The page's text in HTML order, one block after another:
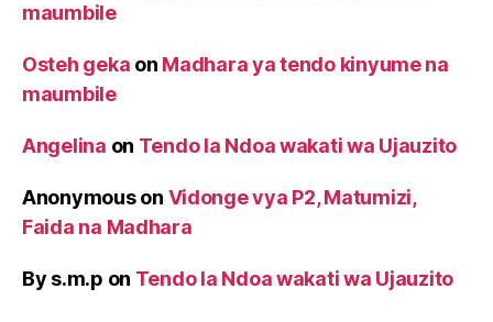
maumbile
Osteh geka on Madhara ya tendo kinyume na
maumbile
Angelina on Tendo la Ndoa wakati wa Ujauzito
Anonymouson Vidonge vya P2, Matumizi,
Faida na Madhara
By s.m.p on Tendo la Ndoa wakati wa Ujauzito